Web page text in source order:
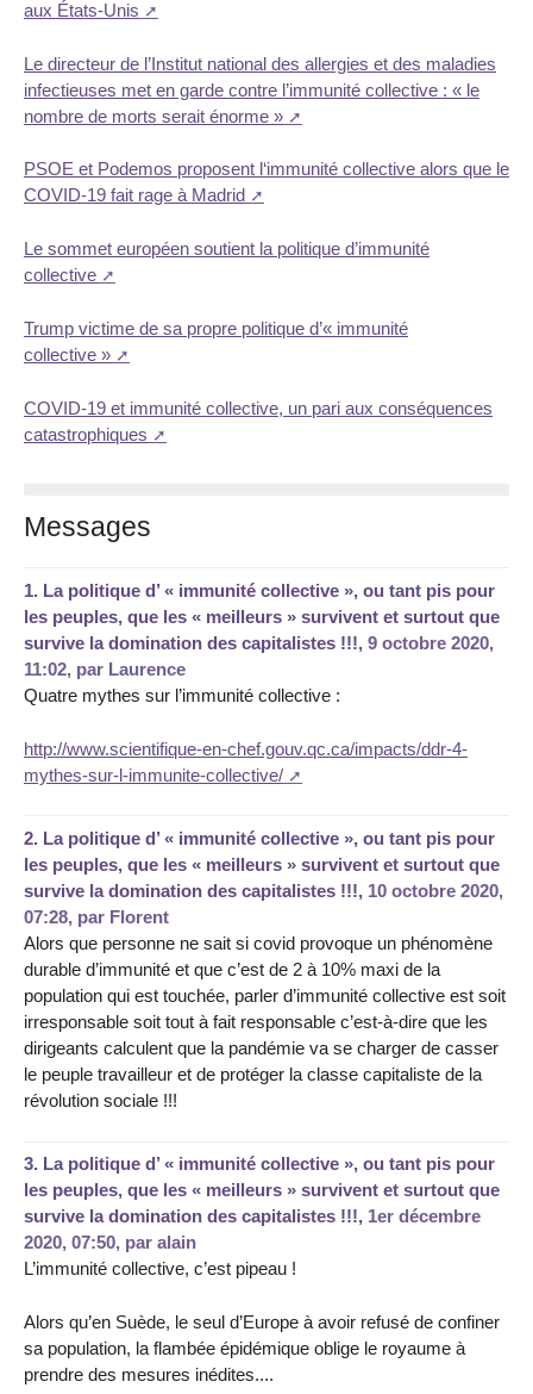
aux États-Unis
Le directeur de l’Institut national des allergies et des maladies
infectieuses met en garde contre l’immunité collective : « le
nombre de morts serait énorme »
PSOE et Podemos proposent l‘immunité collective alors que le
COVID-19 fait rage à Madrid
Le sommet européen soutient la politique d’immunité
collective
Trump victime de sa propre politique d’« immunité
collective »
COVID-19 et immunité collective, un pari aux conséquences
catastrophiques
Messages
1. La politique d’ « immunité collective », ou tant pis pour
les peuples, que les « meilleurs » survivent et surtout que
survive la domination des capitalistes !!!, 9 octobre 2020,
11:02, par Laurence
Quatre mythes sur l’immunité collective :
http://www.scientifique-en-chef.gouv.qc.ca/impacts/ddr-4-
mythes-sur-l-immunite-collective/
2. La politique d’ « immunité collective », ou tant pis pour
les peuples, que les « meilleurs » survivent et surtout que
survive la domination des capitalistes !!!, 10 octobre 2020,
07:28, par Florent
Alors que personne ne sait si covid provoque un phénomène
durable d’immunité et que c’est de 2 à 10% maxi de la
population qui est touchée, parler d’immunité collective est soit
irresponsable soit tout à fait responsable c’est-à-dire que les
dirigeants calculent que la pandémie va se charger de casser
le peuple travailleur et de protéger la classe capitaliste de la
révolution sociale !!!
3. La politique d’ « immunité collective », ou tant pis pour
les peuples, que les « meilleurs » survivent et surtout que
survive la domination des capitalistes !!!, 1er décembre
2020, 07:50, par alain
L’immunité collective, c’est pipeau !
Alors qu’en Suède, le seul d’Europe à avoir refusé de confiner
sa population, la flambée épidémique oblige le royaume à
prendre des mesures inédites....